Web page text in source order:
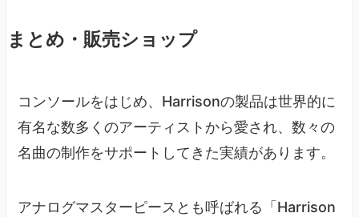
まとめ・販売ショップ
コンソールをはじめ、Harrisonの製品は世界的に
有名な数多くのアーティストから愛され、数々の
名曲の制作をサポートしてきた実績があります。
アナログマスターピースとも呼ばれる「Harrison